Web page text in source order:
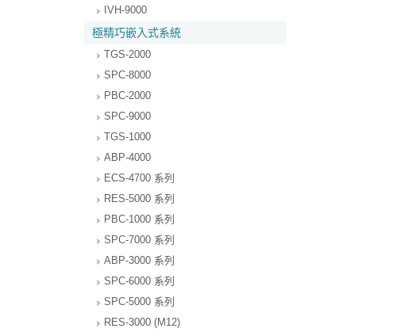
IVH-9000
極精巧嵌入式系統
TGS-2000
SPC-8000
PBC-2000
SPC-9000
TGS-1000
ABP-4000
ECS-4700 系列
RES-5000 系列
PBC-1000 系列
SPC-7000 系列
ABP-3000 系列
SPC-6000 系列
SPC-5000 系列
RES-3000 (M12)